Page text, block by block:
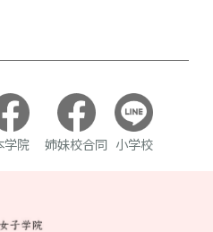
学院 姉妹校合同 小学校